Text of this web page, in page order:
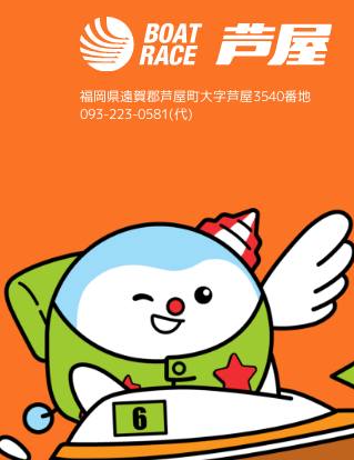
福岡県遠賀郡芦屋町大字芦屋3540番地
093-223-0581(代)